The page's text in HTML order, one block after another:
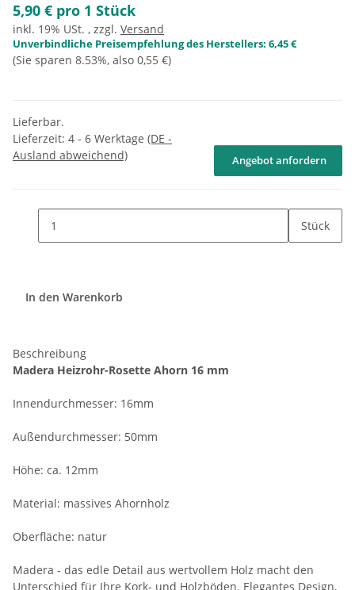
5,90 € pro 1 Stück
inkl. 19% USt. , zzgl. Versand
Unverbindliche Preisempfehlung des Herstellers: 6,45 €
(Sie sparen 8.53%, also 0,55 €)
Lieferbar.
Lieferzeit: 4 - 6 Werktage (DE -
Ausland abweichend)
Angebot anfordern
Stück
In den Warenkorb
Beschreibung
Madera Heizrohr-Rosette Ahorn 16 mm
Innendurchmesser: 16mm
Außendurchmesser: 50mm
Höhe: ca. 12mm
Material: massives Ahornholz
Oberfläche: natur
Madera - das edle Detail aus wertvollem Holz macht den
Unterschied für Ihre Kork- und Holzböden. Elegantes Design,